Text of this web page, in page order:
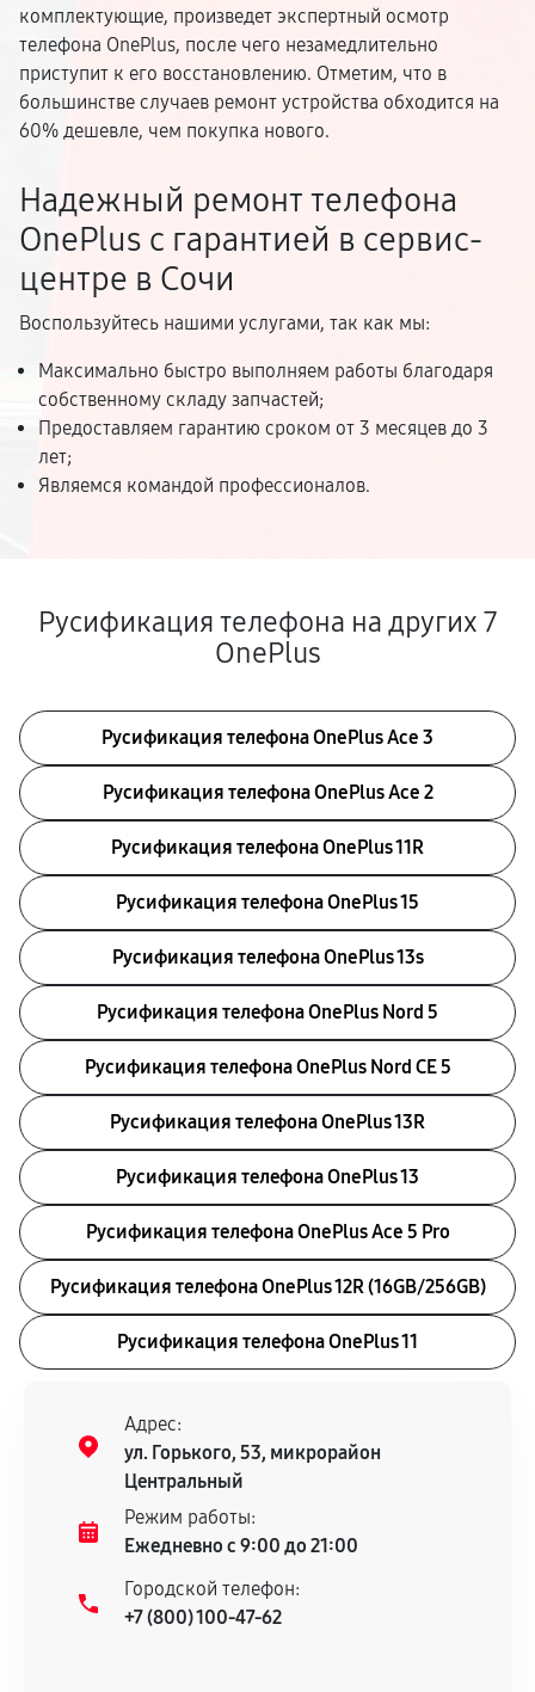
комплектующие, произведет экспертный осмотр
телефона OnePlus, после чего незамедлительно
приступит к его восстановлению. Отметим, что в
большинстве случаев ремонт устройства обходится на
60% дешевле, чем покупка нового.
Надежный ремонт телефона
OnePlus с гарантией в сервис-
центре в Сочи
Воспользуйтесь нашими услугами, так как мы:
Максимально быстро выполняем работы благодаря
собственному складу запчастей;
Предоставляем гарантию сроком от 3 месяцев до 3
лет;
Являемся командой профессионалов.
Русификация телефона на других 7
OnePlus
Русификация телефона OnePlus Ace 3
Русификация телефона OnePlus Ace 2
Русификация телефона OnePlus 11R
Русификация телефона OnePlus 15
Русификация телефона OnePlus 13s
Русификация телефона OnePlus Nord 5
Русификация телефона OnePlus Nord CE 5
Русификация телефона OnePlus 13R
Русификация телефона OnePlus 13
Русификация телефона OnePlus Ace 5 Pro
Русификация телефона OnePlus 12R (16GB/256GB)
Русификация телефона OnePlus 11
Адрес:
ул. Горького, 53, микрорайон
Центральный
Режим работы:
Ежедневно с 9:00 до 21:00
Городской телефон:
+7 (800) 100-47-62